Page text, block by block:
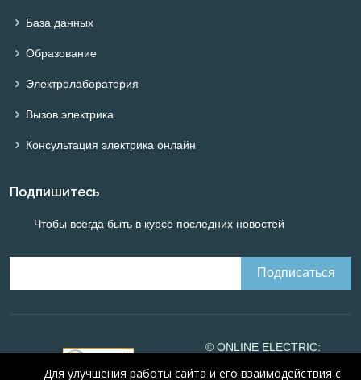
База данных
Образование
Электролаборатория
Вызов электрика
Консультация электрика онлайн
Подпишитесь
Чтобы всегда быть в курсе последних новостей
© ONLINE ELECTRIC:
Для улучшения работы сайта и его взаимодействия с